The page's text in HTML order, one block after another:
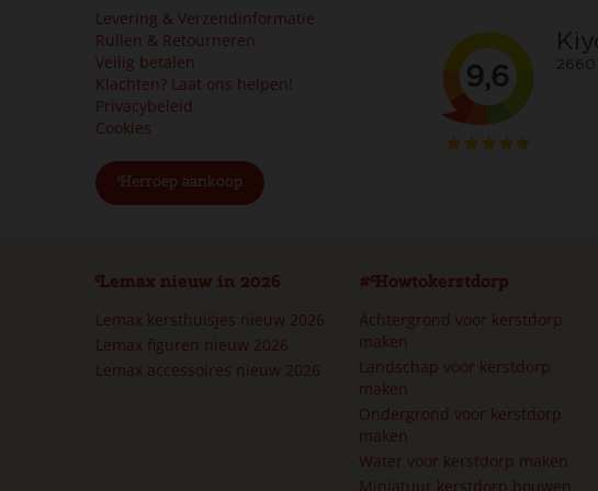
Levering & Verzendinformatie
Ruilen & Retourneren
Veilig betalen
Klachten? Laat ons helpen!
Privacybeleid
Cookies
Herroep aankoop
Lemax nieuw in 2026
Lemax kersthuisjes nieuw 2026
Lemax figuren nieuw 2026
Lemax accessoires nieuw 2026
#Howtokerstdorp
Achtergrond voor kerstdorp
maken
Landschap voor kerstdorp
maken
Ondergrond voor kerstdorp
maken
Water voor kerstdorp maken
Miniatuur kerstdorp bouwen